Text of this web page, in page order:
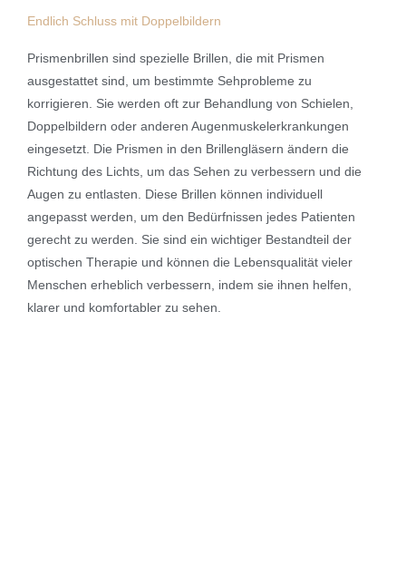
Endlich Schluss mit Doppelbildern
Prismenbrillen sind spezielle Brillen, die mit Prismen
ausgestattet sind, um bestimmte Sehprobleme zu
korrigieren. Sie werden oft zur Behandlung von Schielen,
Doppelbildern oder anderen Augenmuskelerkrankungen
eingesetzt. Die Prismen in den Brillengläsern ändern die
Richtung des Lichts, um das Sehen zu verbessern und die
Augen zu entlasten. Diese Brillen können individuell
angepasst werden, um den Bedürfnissen jedes Patienten
gerecht zu werden. Sie sind ein wichtiger Bestandteil der
optischen Therapie und können die Lebensqualität vieler
Menschen erheblich verbessern, indem sie ihnen helfen,
klarer und komfortabler zu sehen.